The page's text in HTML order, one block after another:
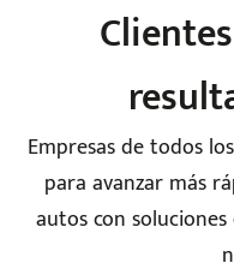
Empresas de todos
para avanzar más
autos con